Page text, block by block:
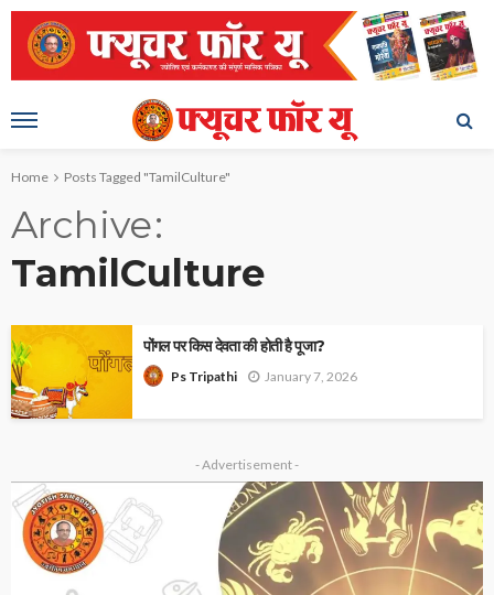
Home Posts Tagged "TamilCulture"
Archive
TamilCulture
पोंगल पर किस देवता की होती है पूजा?
Ps Tripathi January 7, 2026
- Advertisement -